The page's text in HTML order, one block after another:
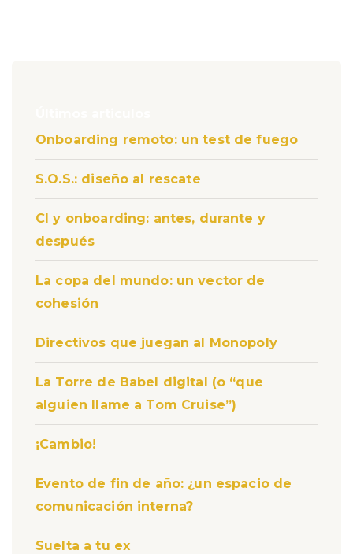
Onboarding remoto: un test de fuego
S.O.S.: diseño al rescate
CI y onboarding: antes, durante y
después
La copa del mundo: un vector de
cohesión
Directivos que juegan al Monopoly
La Torre de Babel digital (o “que
alguien llame a Tom Cruise”)
¡Cambio!
Evento de fin de año: ¿un espacio de
comunicación interna?
Suelta a tu ex